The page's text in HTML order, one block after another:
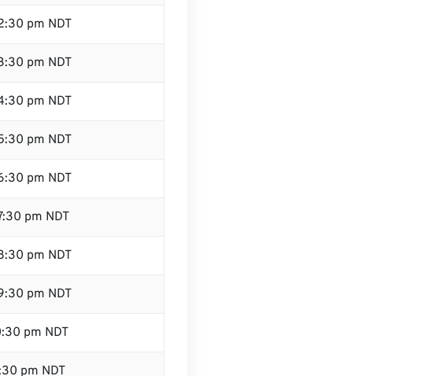
pm NDT
pm NDT
pm NDT
pm NDT
pm NDT
pm NDT
pm NDT
pm NDT
pm NDT
pm NDT